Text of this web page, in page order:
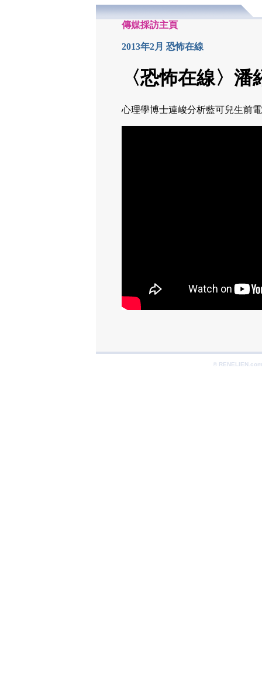
傳媒採訪主頁
2013年2月 恐怖在線
〈恐怖在線〉 潘
心理學博士連峻分析藍可兒生前
©